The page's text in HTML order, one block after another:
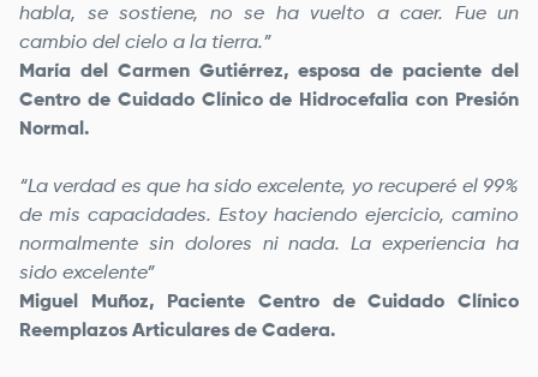
habla, se sostiene, no se ha vuelto a caer. Fue un
cambio del cielo a la tierra.”
María del Carmen Gutiérrez, esposa de paciente del
Centro de Cuidado Clínico de Hidrocefalia con Presión
Normal.
“La verdad es que ha sido excelente, yo recuperé el 99%
de mis capacidades. Estoy haciendo ejercicio, camino
normalmente sin dolores ni nada. La experiencia ha
sido excelente”
Miguel Muñoz, Paciente Centro de Cuidado Clínico
Reemplazos Articulares de Cadera.